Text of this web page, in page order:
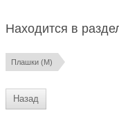
Находится в
Плашки (М)
Назад